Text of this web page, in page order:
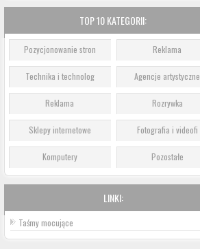
TOP 10 KATEGORII:
Pozycjonowanie stron Reklama
Technika i technolog Agencje artystyczne
Reklama Rozrywka
Sklepy internetowe Fotografia i videofi
Komputery Pozostałe
LINKI:
Taśmy mocujące